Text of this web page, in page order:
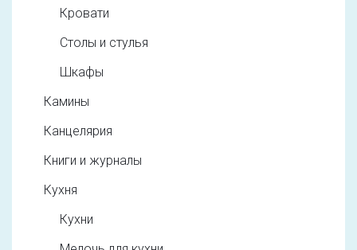
Кровати
Столы и стулья
Шкафы
Камины
Канцелярия
Книги и журналы
Кухня
Кухни